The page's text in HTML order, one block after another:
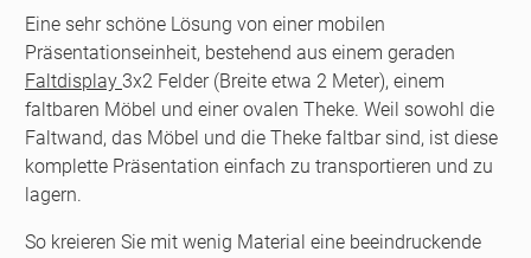
Eine sehr schöne Lösung von einer mobilen
Präsentationseinheit, bestehend aus einem geraden
Faltdisplay 3x2 Felder (Breite etwa 2 Meter), einem
faltbaren Möbel und einer ovalen Theke. Weil sowohl die
Faltwand, das Möbel und die Theke faltbar sind, ist diese
komplette Präsentation einfach zu transportieren und zu
lagern.
So kreieren Sie mit wenig Material eine beeindruckende